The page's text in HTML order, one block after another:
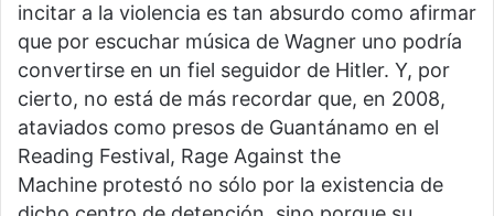
incitar a la violencia es tan absurdo como afirmar
que por escuchar música de Wagner uno podría
convertirse en un fiel seguidor de Hitler. Y, por
cierto, no está de más recordar que, en 2008,
ataviados como presos de Guantánamo en el
Reading Festival, Rage Against the
Machine protestó no sólo por la existencia de